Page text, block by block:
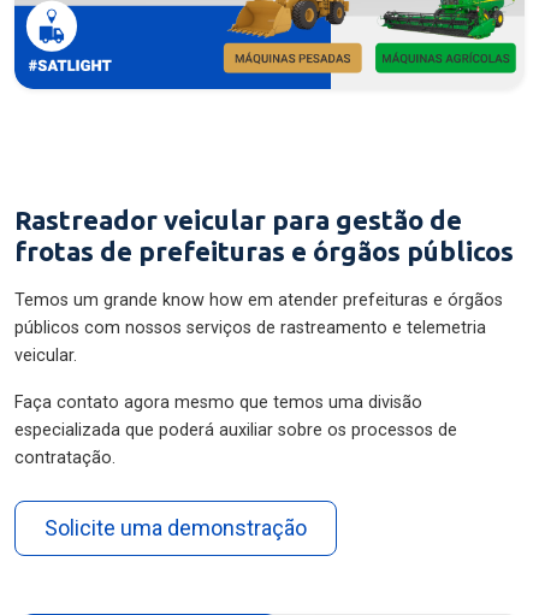
Rastreador veicular para gestão de
frotas de prefeituras e órgãos públicos
Temos um grande know how em atender prefeituras e órgãos
públicos com nossos serviços de rastreamento e telemetria
veicular.
Faça contato agora mesmo que temos uma divisão
especializada que poderá auxiliar sobre os processos de
contratação.
Solicite uma demonstração